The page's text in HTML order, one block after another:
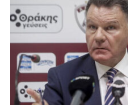
Τσέλσι
Λίβερπουλ
Μάντσεστερ